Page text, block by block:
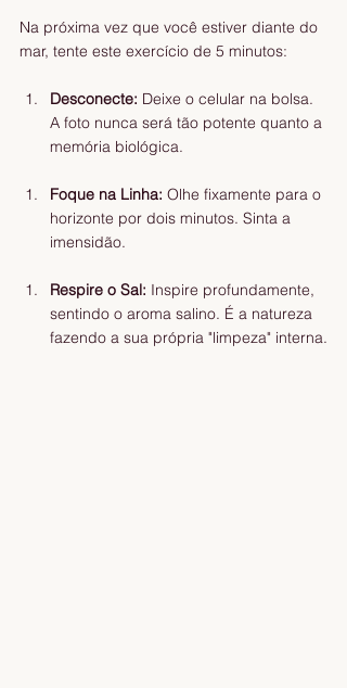
Na próxima vez que você estiver diante do
mar, tente este exercício de 5 minutos:
Desconecte: Deixe o celular na bolsa.
A foto nunca será tão potente quanto a
memória biológica.
Foque na Linha: Olhe fixamente para o
horizonte por dois minutos. Sinta a
imensidão.
Respire o Sal: Inspire profundamente,
sentindo o aroma salino. É a natureza
fazendo a sua própria "limpeza" interna.